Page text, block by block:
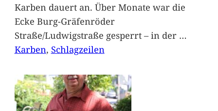
Karben dauert an. Über Monate war die
Ecke Burg-Gräfenröder
Straße/Ludwigstraße gesperrt – in der …
Karben, Schlagzeilen